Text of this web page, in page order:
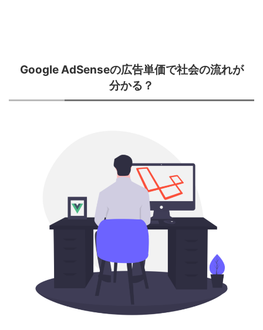
Google AdSenseの広告単価で社会の流れが
分かる？